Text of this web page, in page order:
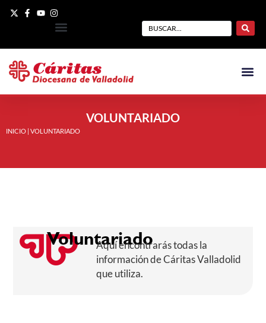
VOLUNTARIADO
INICIO VOLUNTARIADO
Voluntariado
Aquí encontrarás todas la
información de Cáritas Valladolid
que utiliza.